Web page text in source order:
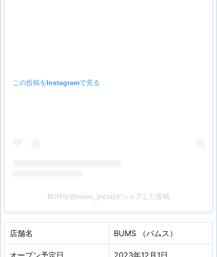
この投稿をInstagramで見る
BUMS(@bums_pizza)がシェアした投稿
店舗名 BUMS （バムス）
オープン予定日 2023年12月1日